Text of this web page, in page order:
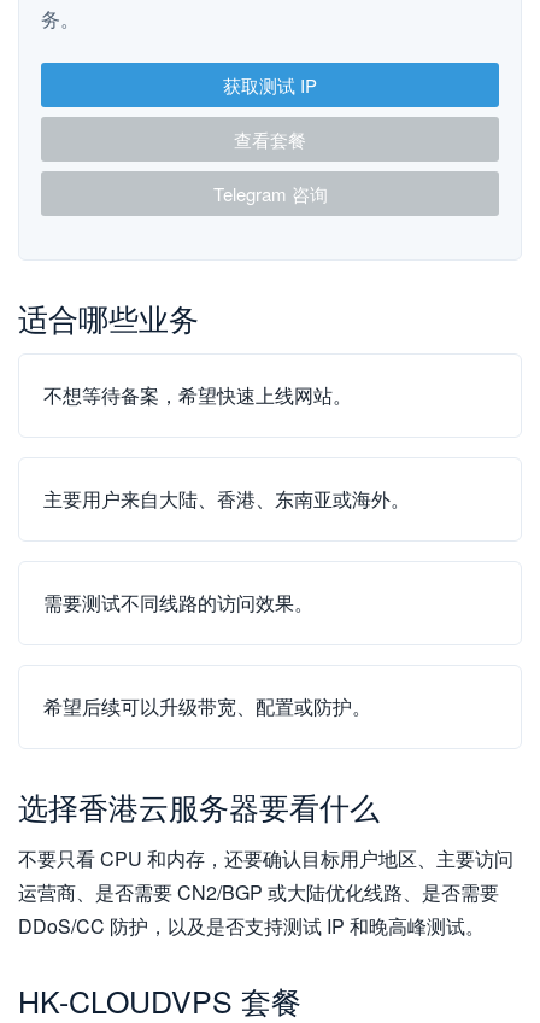
务。
获取测试 IP
查看套餐
Telegram 咨询
适合哪些业务
不想等待备案，希望快速上线网站。
主要用户来自大陆、香港、东南亚或海外。
需要测试不同线路的访问效果。
希望后续可以升级带宽、配置或防护。
选择香港云服务器要看什么
不要只看 CPU 和内存，还要确认目标用户地区、主要访问
运营商、是否需要 CN2/BGP 或大陆优化线路、是否需要
DDoS/CC 防护，以及是否支持测试 IP 和晚高峰测试。
HK-CLOUDVPS 套餐